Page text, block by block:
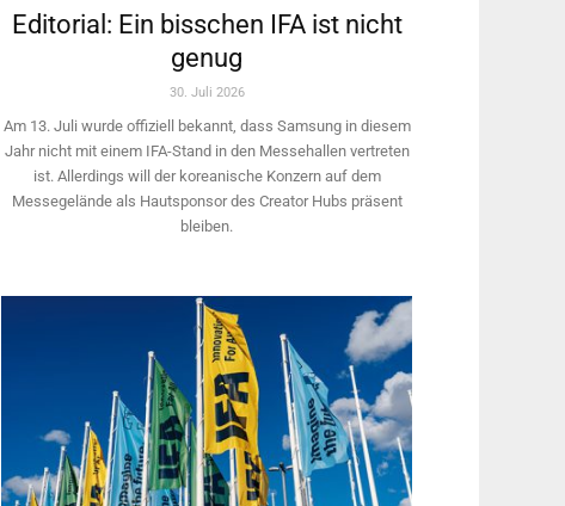
Editorial: Ein bisschen IFA ist nicht
genug
30. Juli 2026
Am 13. Juli wurde offiziell bekannt, dass Samsung in diesem
Jahr nicht mit einem IFA-Stand in den Messehallen vertreten
ist. Allerdings will ­der koreanische Konzern auf dem
Messegelände als Hautsponsor des Creator Hubs präsent
bleiben.